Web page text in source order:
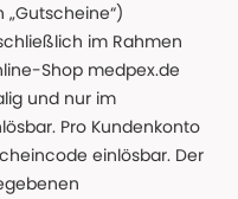
im Rahmen
Shop medpex.de
und nur im
Pro Kundenkonto
einlösbar. Der